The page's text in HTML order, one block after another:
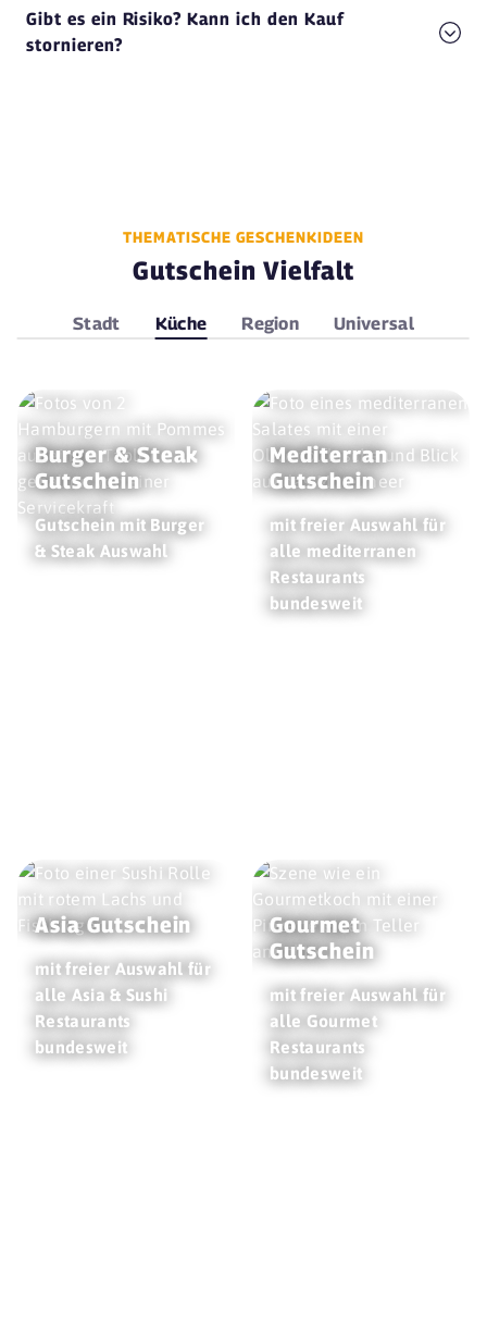
Gibt es ein Risiko? Kann ich den Kauf
stornieren?
THEMATISCHE GESCHENKIDEEN
Gutschein Vielfalt
Stadt Küche Region Universal
Burger & Steak
Gutschein
Gutschein mit Burger
& Steak Auswahl
Mediterran
Gutschein
mit freier Auswahl für
alle mediterranen
Restaurants
bundesweit
Asia Gutschein
mit freier Auswahl für
alle Asia & Sushi
Restaurants
bundesweit
Gourmet
Gutschein
mit freier Auswahl für
alle Gourmet
Restaurants
bundesweit